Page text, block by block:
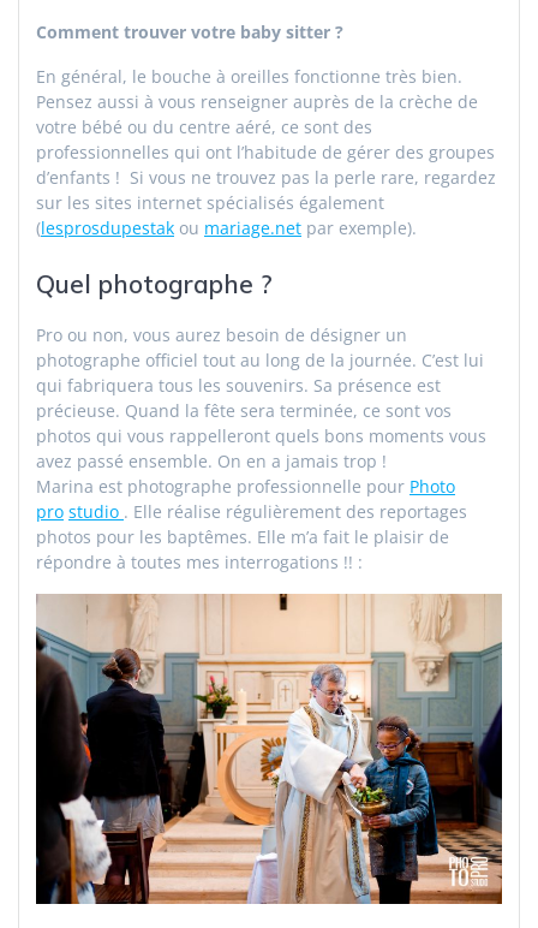
Comment trouver votre baby sitter ?
En général, le bouche à oreilles fonctionne très bien.
Pensez aussi à vous renseigner auprès de la crèche de
votre bébé ou du centre aéré, ce sont des
professionnelles qui ont l’habitude de gérer des groupes
d’enfants ! Si vous ne trouvez pas la perle rare, regardez
sur les sites internet spécialisés également
(lesprosdupestak ou mariage.net par exemple).
Quel photographe ?
Pro ou non, vous aurez besoin de désigner un
photographe officiel tout au long de la journée. C’est lui
qui fabriquera tous les souvenirs. Sa présence est
précieuse. Quand la fête sera terminée, ce sont vos
photos qui vous rappelleront quels bons moments vous
avez passé ensemble. On en a jamais trop !
Marina est photographe professionnelle pour Photo
pro studio . Elle réalise régulièrement des reportages
photos pour les baptêmes. Elle m’a fait le plaisir de
répondre à toutes mes interrogations !! :